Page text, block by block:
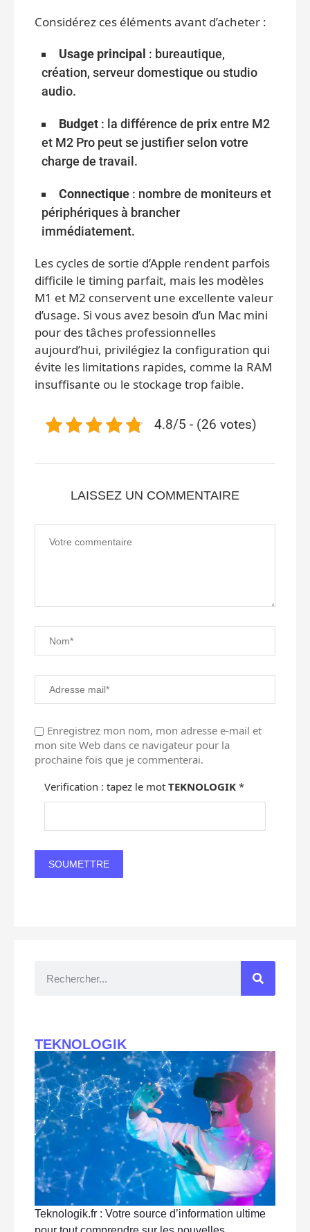
Considérez ces éléments avant d’acheter :
Usage principal : bureautique,
création, serveur domestique ou studio
audio.
Budget : la différence de prix entre M2
et M2 Pro peut se justifier selon votre
charge de travail.
Connectique : nombre de moniteurs et
périphériques à brancher
immédiatement.
Les cycles de sortie d’Apple rendent parfois
difficile le timing parfait, mais les modèles
M1 et M2 conservent une excellente valeur
d’usage. Si vous avez besoin d’un Mac mini
pour des tâches professionnelles
aujourd’hui, privilégiez la configuration qui
évite les limitations rapides, comme la RAM
insuffisante ou le stockage trop faible.
4.8/5 - (26 votes)
LAISSEZ UN COMMENTAIRE
Enregistrez mon nom, mon adresse e-mail et
mon site Web dans ce navigateur pour la
prochaine fois que je commenterai.
Verification : tapez le mot TEKNOLOGIK *
TEKNOLOGIK
Teknologik.fr : Votre source d’information ultime